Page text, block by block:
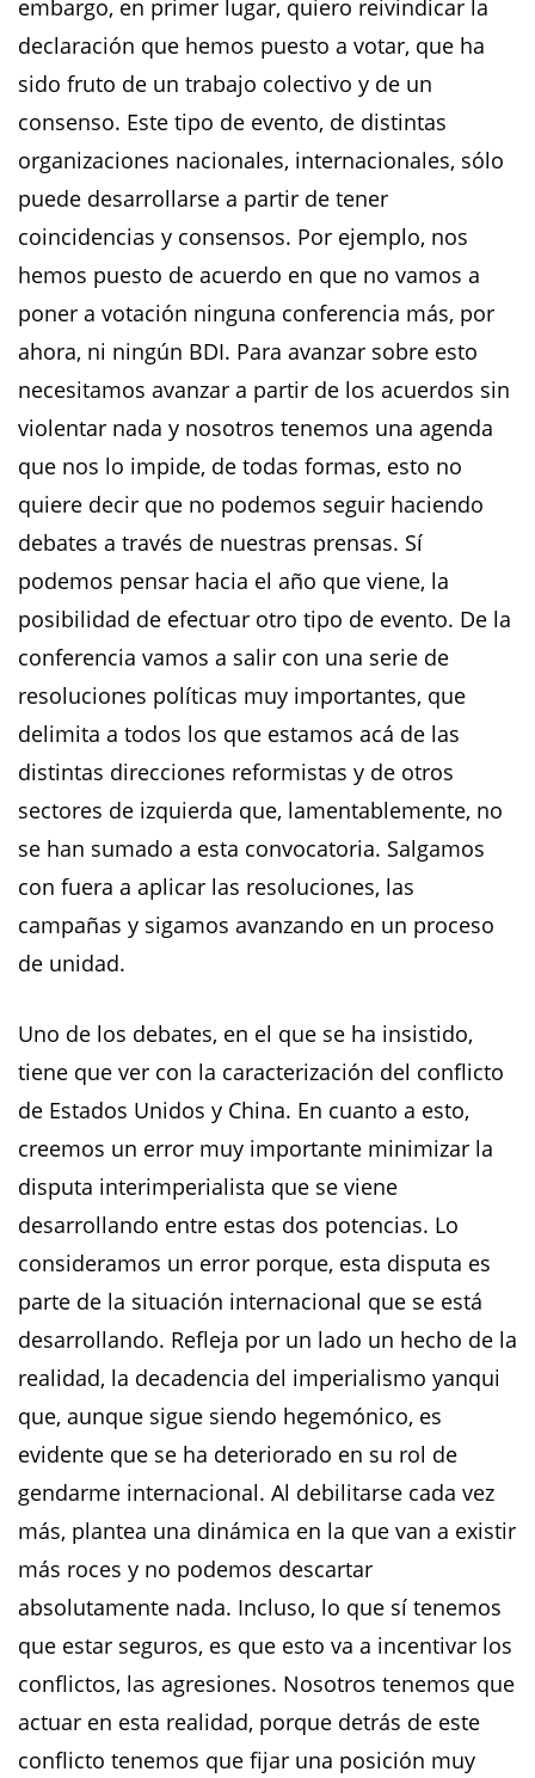
embargo, en primer lugar, quiero reivindicar la
declaración que hemos puesto a votar, que ha
sido fruto de un trabajo colectivo y de un
consenso. Este tipo de evento, de distintas
organizaciones nacionales, internacionales, sólo
puede desarrollarse a partir de tener
coincidencias y consensos. Por ejemplo, nos
hemos puesto de acuerdo en que no vamos a
poner a votación ninguna conferencia más, por
ahora, ni ningún BDI. Para avanzar sobre esto
necesitamos avanzar a partir de los acuerdos sin
violentar nada y nosotros tenemos una agenda
que nos lo impide, de todas formas, esto no
quiere decir que no podemos seguir haciendo
debates a través de nuestras prensas. Sí
podemos pensar hacia el año que viene, la
posibilidad de efectuar otro tipo de evento. De la
conferencia vamos a salir con una serie de
resoluciones políticas muy importantes, que
delimita a todos los que estamos acá de las
distintas direcciones reformistas y de otros
sectores de izquierda que, lamentablemente, no
se han sumado a esta convocatoria. Salgamos
con fuera a aplicar las resoluciones, las
campañas y sigamos avanzando en un proceso
de unidad.
Uno de los debates, en el que se ha insistido,
tiene que ver con la caracterización del conflicto
de Estados Unidos y China. En cuanto a esto,
creemos un error muy importante minimizar la
disputa interimperialista que se viene
desarrollando entre estas dos potencias. Lo
consideramos un error porque, esta disputa es
parte de la situación internacional que se está
desarrollando. Refleja por un lado un hecho de la
realidad, la decadencia del imperialismo yanqui
que, aunque sigue siendo hegemónico, es
evidente que se ha deteriorado en su rol de
gendarme internacional. Al debilitarse cada vez
más, plantea una dinámica en la que van a existir
más roces y no podemos descartar
absolutamente nada. Incluso, lo que sí tenemos
que estar seguros, es que esto va a incentivar los
conflictos, las agresiones. Nosotros tenemos que
actuar en esta realidad, porque detrás de este
conflicto tenemos que fijar una posición muy